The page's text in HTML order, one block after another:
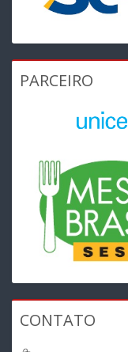
PARCEIRO
CONTATO